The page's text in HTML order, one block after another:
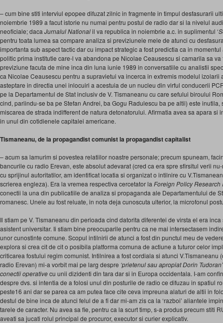
– cum bine stiti interviul epopee difuzat zilnic in fragmente in timpul desfasurarii
noiembrie 1989 a facut istorie nu numai pentru postul de radio dar si la nivelul
neoficiale; daca Jurnalul Nationalil va republica in noiembrie a.c. in suplimentul ‘
pentru toata lumea sa compare analiza si previziunele mele de atunci cu
importanta sub aspect tactic dar cu impact strategic a fost predictia ca in
politic prima institutie care-l va abandona pe Nicolae Ceausescu si camarila sa
previziune facuta de mine inca din luna iunie 1989 in conversatiile cu analistii
ca Nicolae Ceausescu pentru a supravietui va incerca in extremis modelul izolarii
asteptare in directia unei inlocuiri a acestuia de un nucleu din virful conducerii
pe la Departamentul de Stat inclusiv de V. Tismaneanu cu care sefului biroului
cind, pariindu-se ba pe Stefan Andrei, ba Gogu Radulescu ba pe altii) este
miscarea de strada indifferent de natura detonatorului. Afirmatia avea sa apara si
in unul din cotidienele capitalei americane.
Tismaneanu, de la propagandist comunist la propagandist capitalist
– acum sa lamurim si povestea relatiilor noastre personale; precum spuneam,
bancurile cu radio Erevan, este absolut adevarat (cred ca era spre sfirsitul verii
cu sprijinul autoritatilor, am identificat locatia si organizat o intilnire cu
scrierea engleza). Era la vremea respectiva cercetator la Foreign Policy Research
conectii la una din publicatiile de analiza si propaganda ale Departamentului de
romanesc. Unele au fost reluate, in nota deja cunoscuta ulterior, la microfonul
Il stiam pe V. Tismaneanu din perioada cind datorita diferentei de virsta el era
asistent universitar. Ii stiam bine preocuparile pentru ca ne mai intersectasem
unor cunostinte comune. Scopul intilnirii de atunci a fost din punctul meu de
explora si crea cit de cit o posibila platforma comuna de actiune a tuturor celor
criticarea fostului regim comunist. Intilnirea a fost cordiala si atunci V.Tismaneanu
radio Erevan) mi-a vorbit mai pe larg despre ‘prietenul sau apropiat Dorin Tudoran’
conectii operativecu unii dizidenti din tara dar si in Europa occidentala. I-am
despre dvs. si intentia de a folosi unul din posturile de radio ce difuzau in spatiul
peste16 ani dar se parea ca am putea face cite ceva impreuna alaturi de altii in
destul de bine inca de atunci felul de a fi dar mi-am zis ca la ‘razboi’ aliantele
tarele de caracter. Nu avea sa fie, pentru ca la scurt timp, s-a produs precum stiti
aveati sa jucati rolul principal de procuror, executor si curier explicativ.